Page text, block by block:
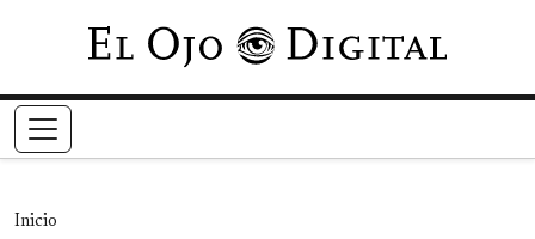
Pasar al contenido principal
Inicio